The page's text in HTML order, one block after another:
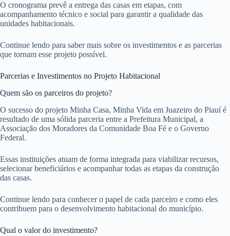
O cronograma prevê a entrega das casas em etapas, com
acompanhamento técnico e social para garantir a qualidade das
unidades habitacionais.
Continue lendo para saber mais sobre os investimentos e as parcerias
que tornam esse projeto possível.
Parcerias e Investimentos no Projeto Habitacional
Quem são os parceiros do projeto?
O sucesso do projeto Minha Casa, Minha Vida em Juazeiro do Piauí é
resultado de uma sólida parceria entre a Prefeitura Municipal, a
Associação dos Moradores da Comunidade Boa Fé e o Governo
Federal.
Essas instituições atuam de forma integrada para viabilizar recursos,
selecionar beneficiários e acompanhar todas as etapas da construção
das casas.
Continue lendo para conhecer o papel de cada parceiro e como eles
contribuem para o desenvolvimento habitacional do município.
Qual o valor do investimento?